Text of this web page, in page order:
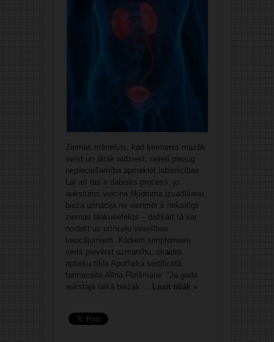
Ziemas mēnešos, kad ķermenis mazāk
svīst un ātrāk atdziest, nereti pieaug
nepieciešamība apmeklēt labierīcības.
Lai arī tas ir dabisks process, jo
aukstums veicina šķidruma izvadīšanu,
bieža urinācija ne vienmēr ir nekaitīgs
ziemas blakusefekts – dažkārt tā var
norādīt uz urīnceļu veselības
traucējumiem. Kādiem simptomiem
vērts pievērst uzmanību, skaidro
aptieku tīkla Apotheka sertificētā
farmaceite Alīna Fleišmane. “Ja gada
aukstajā laikā biežāk ... Lasīt tālāk »